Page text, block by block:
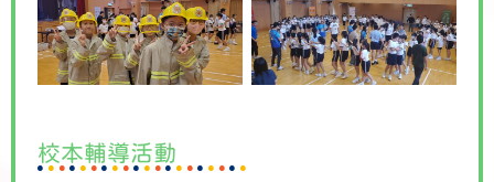
校本輔導活動